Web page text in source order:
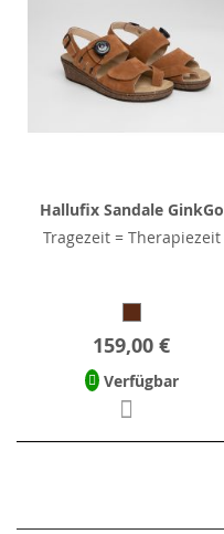
Hallufix Sandale GinkGo
Tragezeit = Therapiezeit
159,00 €
Verfügbar